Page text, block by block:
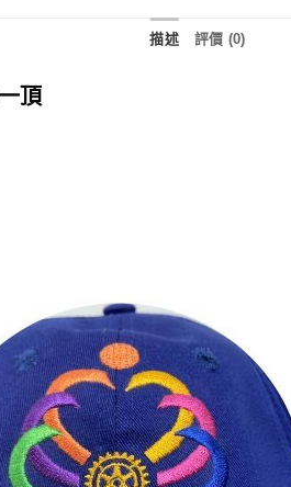
描述 評價 (0)
頂